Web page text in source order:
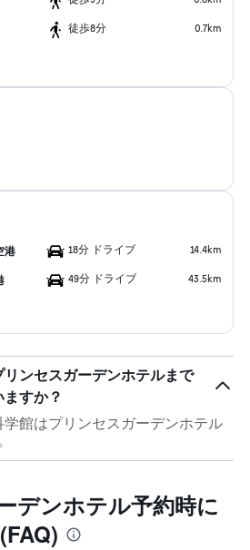
​徒歩8分 0.7km
港 18分 ドライブ 14.4km
49分 ドライブ 43.5km
ンセスガーデンホテルまで
すか？
館はプリンセスガーデンホテル
デンホテル予約時に